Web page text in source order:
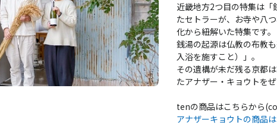
近畿地方2つ目の特集は「
たセトラーが、お寺や八
化から紐解いた特集です。
銭湯の起源は仏教の布教
入浴を施すこと）」。
その遺構が未だ残る京都
たアナザー・キョウトを
tenの商品はこちらから
アナザーキョウトの商品